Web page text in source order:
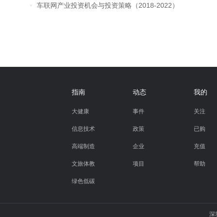
车联网产业投资机会与投资策略（2018-2022）
指南
大健康
信息技术
高端制造
文旅体教
绿色低碳
动态
事件
政策
企业
项目
我的
关注
已购
充值
帮助
深